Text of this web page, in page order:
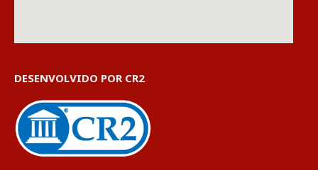
DESENVOLVIDO POR CR2